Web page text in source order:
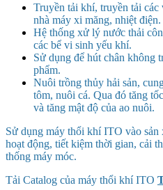
Truyền tải khí, truyền tải các
nhà máy xi măng, nhiệt điện.
Hệ thống xử lý nước thải
các bể vi sinh yếu khí.
Sử dụng để hút chân không
phẩm.
Nuôi trồng thủy hải sản,
tôm, nuôi cá. Qua đó tăng
và tăng mật độ của ao nuôi.
Sử dụng máy thổi khí ITO vào sản
hoạt động, tiết kiệm thời gian, cải
thống máy móc.
Tải Catalog của máy thổi khí ITO